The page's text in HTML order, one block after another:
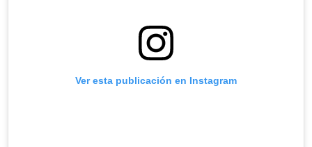
Ver esta publicación en Instagram